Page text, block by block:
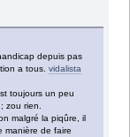
depuis pas
a tous.vidalista
toujours un peu
zou rien.
malgré la piqûre, il
manière de faire